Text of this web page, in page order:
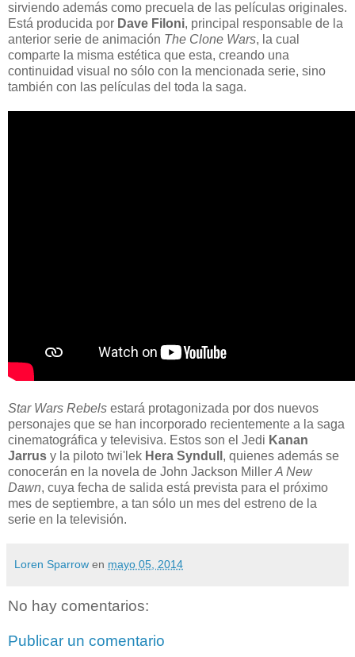
sirviendo además como precuela de las películas originales.
Está producida por Dave Filoni, principal responsable de la
anterior serie de animación The Clone Wars, la cual
comparte la misma estética que esta, creando una
continuidad visual no sólo con la mencionada serie, sino
también con las películas del toda la saga.
Star Wars Rebels estará protagonizada por dos nuevos
personajes que se han incorporado recientemente a la saga
cinematográfica y televisiva. Estos son el Jedi Kanan
Jarrus y la piloto twi'lek Hera Syndull , quienes además se
conocerán en la novela de John Jackson Miller A New
Dawn, cuya fecha de salida está prevista para el próximo
mes de septiembre, a tan sólo un mes del estreno de la
serie en la televisión.
Loren Sparrow en mayo 05, 2014
No hay comentarios:
Publicar un comentario